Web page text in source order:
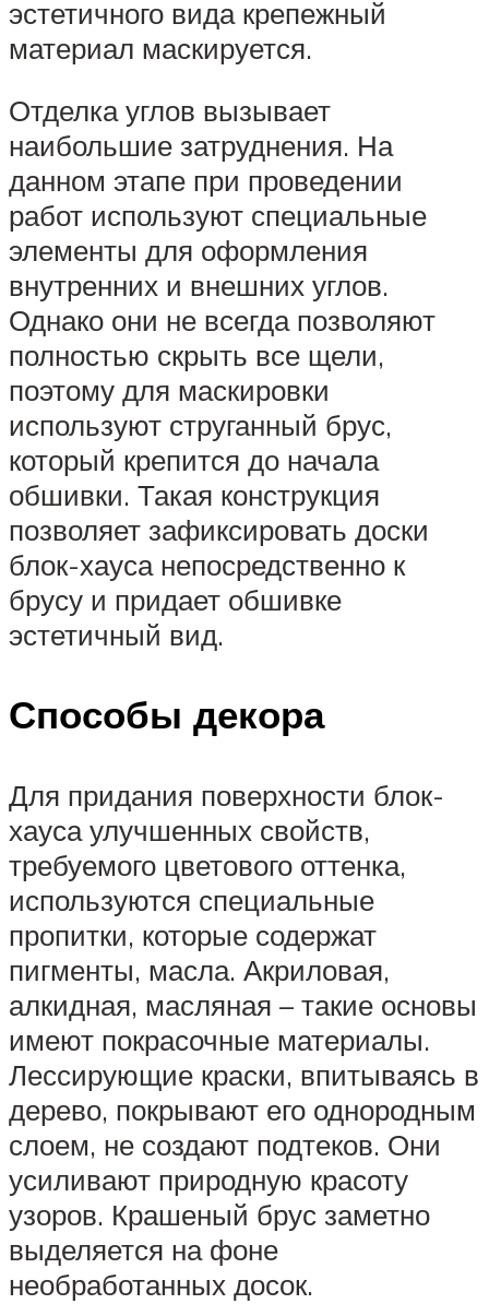
эстетичного вида крепежный
материал маскируется.
Отделка углов вызывает
наибольшие затруднения. На
данном этапе при проведении
работ используют специальные
элементы для оформления
внутренних и внешних углов.
Однако они не всегда позволяют
полностью скрыть все щели,
поэтому для маскировки
используют струганный брус,
который крепится до начала
обшивки. Такая конструкция
позволяет зафиксировать доски
блок-хауса непосредственно к
брусу и придает обшивке
эстетичный вид.
Способы декора
Для придания поверхности блок-
хауса улучшенных свойств,
требуемого цветового оттенка,
используются специальные
пропитки, которые содержат
пигменты, масла. Акриловая,
алкидная, масляная – такие основы
имеют покрасочные материалы.
Лессирующие краски, впитываясь в
дерево, покрывают его однородным
слоем, не создают подтеков. Они
усиливают природную красоту
узоров. Крашеный брус заметно
выделяется на фоне
необработанных досок.